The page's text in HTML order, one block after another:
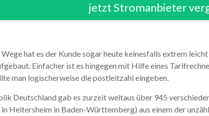
jetzt Stromanbieter
hat es der Kunde sogar heute keinesfalls extrem
Einfacher ist es hingegen mit Hilfe eines
man logischerweise die postleitzahl eingeben.
Deutschland gab es zurzeit weitaus über 945
Heitersheim in Baden-Württemberg) aus einem der